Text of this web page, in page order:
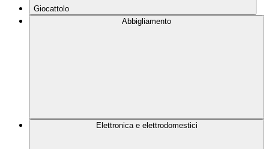
Giocattolo
Abbigliamento
Elettronica e elettrodomestici